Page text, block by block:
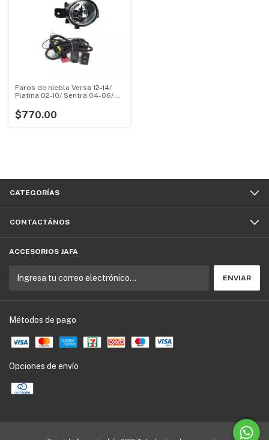
Faros de niebla Versa 12-14/
Platina 02-10/ Sentra 04-06/
Micra 05-07/ Clio 01-09/
Koleos c/arnes switch univ. y
$770.00
CATEGORÍAS
CONTACTÁNOS
ACCESORIOS JAFA
Métodos de pago
Opciones de envío